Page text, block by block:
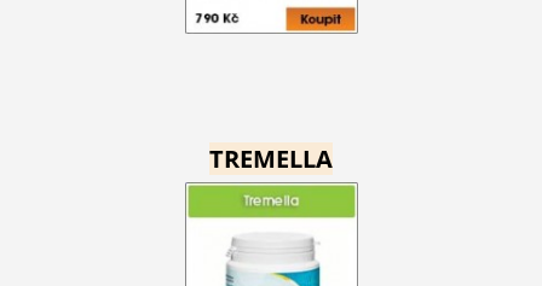
TREMELLA